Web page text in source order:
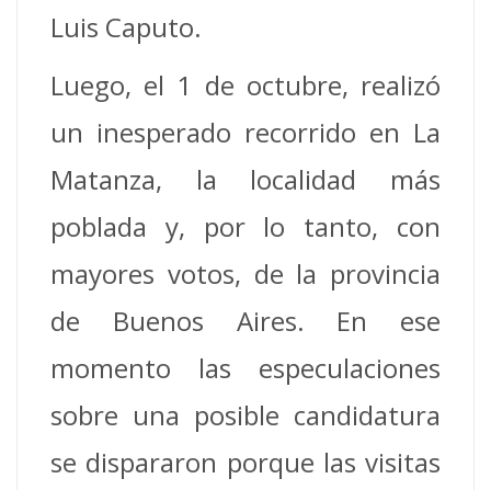
Luis Caputo.
Luego, el 1 de octubre, realizó
un inesperado recorrido en La
Matanza, la localidad más
poblada y, por lo tanto, con
mayores votos, de la provincia
de Buenos Aires. En ese
momento las especulaciones
sobre una posible candidatura
se dispararon porque las visitas